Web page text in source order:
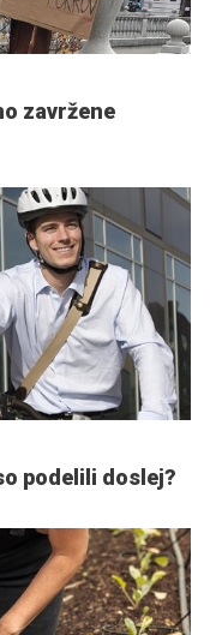
zavržene
podelili doslej?